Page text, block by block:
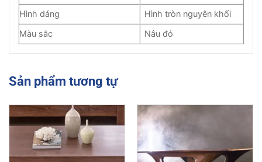
Hình dáng
Hình tròn nguyên khối
Màu sắc
Nâu đỏ
Sản phẩm tương tự